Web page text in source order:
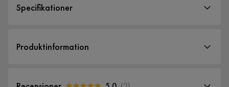
Specifikationer
Storlek
Produktinformation